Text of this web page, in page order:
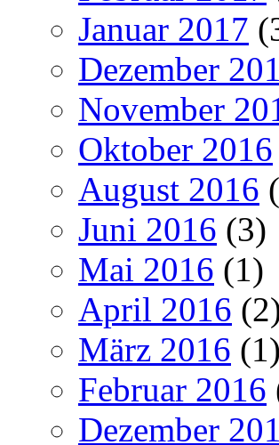
Januar 2017
Dezember
November
Oktober 2016
August 2016
Juni 2016 (3)
Mai 2016 (1)
April 2016
März 2016 (1)
Februar 2016
Dezember